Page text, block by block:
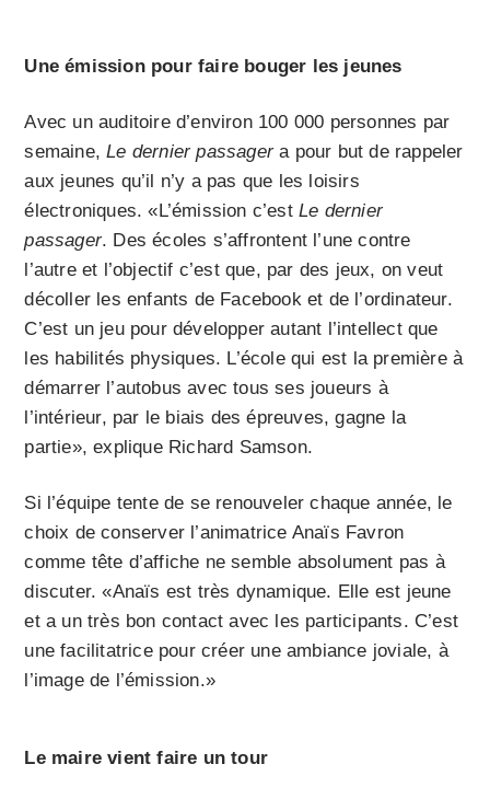
Une émission pour faire bouger les jeunes
Avec un auditoire d’environ 100 000 personnes par
semaine,Le dernier passagera pour but de rappeler
aux jeunes qu’il n’y a pas que les loisirs
électroniques. «L’émission c’estLe dernier
passager. Des écoles s’affrontent l’une contre
l’autre et l’objectif c’est que, par des jeux, on veut
décoller les enfants de Facebook et de l’ordinateur.
C’est un jeu pour développer autant l’intellect que
les habilités physiques. L’école qui est la première à
démarrer l’autobus avec tous ses joueurs à
l’intérieur, par le biais des épreuves, gagne la
partie», explique Richard Samson.
Si l’équipe tente de se renouveler chaque année, le
choix de conserver l’animatrice Anaïs Favron
comme tête d’affiche ne semble absolument pas à
discuter. «Anaïs est très dynamique. Elle est jeune
et a un très bon contact avec les participants. C’est
une facilitatrice pour créer une ambiance joviale, à
l’image de l’émission.»
Le maire vient faire un tour